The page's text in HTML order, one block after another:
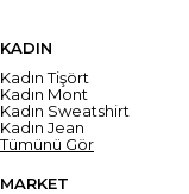
KADIN
Kadın Tişört
Kadın Mont
Kadın Sweatshirt
Kadın Jean
Tümünü Gör
MARKET